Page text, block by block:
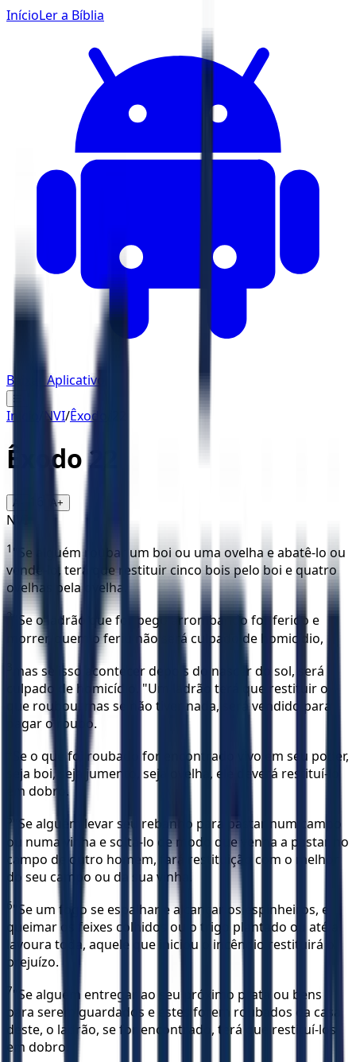
InícioLer a Bíblia
Baixar Aplicativo
☰
Início NVI/Êxodo
Êxodo 22
A- A+
NVI
1 "Se alguém roubar um boi ou uma ovelha e abatê-lo ou
vendê-lo, terá que restituir cinco bois pelo boi e quatro
ovelhas pela ovelha.
"Se o ladrão que for pego arrombando for ferido e
morrer, quem o feriu não será culpado de homicídio,
mas se isso acontecer depois do nascer do sol, será
culpado de homicídio. "Um ladrão terá que restituir o
que roubou, mas se não tiver nada, será vendido para
pagar o roubo.
Se o que foi roubado for encontrado vivo em seu poder,
seja boi, seja jumento, seja ovelha, ele deverá restituí-lo
em dobro.
5 "Se alguém levar seu rebanho para pastar num campo
ou numa vinha e soltá-lo de modo que venha a pastar no
campo de outro homem, fará restituição com o melhor
do seu campo ou da sua vinha.
6"Se um fogo se espalhar e alcançar os espinheiros, e
queimar os feixes colhidos ou o trigo plantado ou até a
lavoura toda, aquele que iniciou o incêndio restituirá o
prejuízo.
7"Se alguém entregar ao seu próximo prata ou bens
para serem guardados e estes forem roubados da casa
deste, o ladrão, se for encontrado, terá que restituí-los
em dobro.